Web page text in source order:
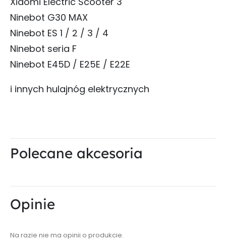
Ninebot G30 MAX
Ninebot ES 1 / 2 / 3 / 4
Ninebot seria F
Ninebot E45D / E25E / E22E
i innych hulajnóg elektrycznych
Polecane akcesoria
Opinie
Na razie nie ma opinii o produkcie.